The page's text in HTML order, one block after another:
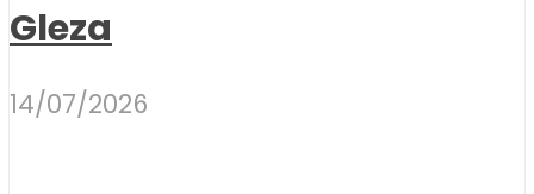
Gleza
14/07/2026